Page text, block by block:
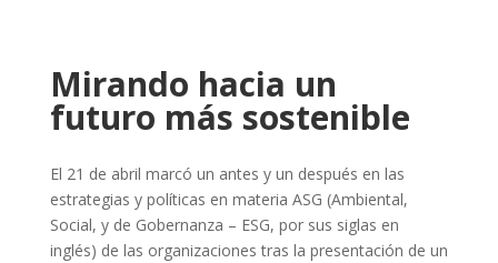
Mirando hacia un
futuro más sostenible
El 21 de abril marcó un antes y un después en las
estrategias y políticas en materia ASG (Ambiental,
Social, y de Gobernanza – ESG, por sus siglas en
inglés) de las organizaciones tras la presentación de un